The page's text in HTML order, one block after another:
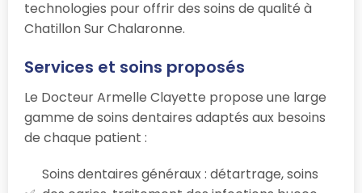
technologies pour offrir des soins de qualité à
Chatillon Sur Chalaronne.
Services et soins proposés
Le Docteur Armelle Clayette propose une large
gamme de soins dentaires adaptés aux besoins
de chaque patient :
Soins dentaires généraux : détartrage, soins